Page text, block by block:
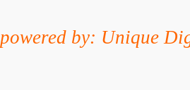
powered by: Unique